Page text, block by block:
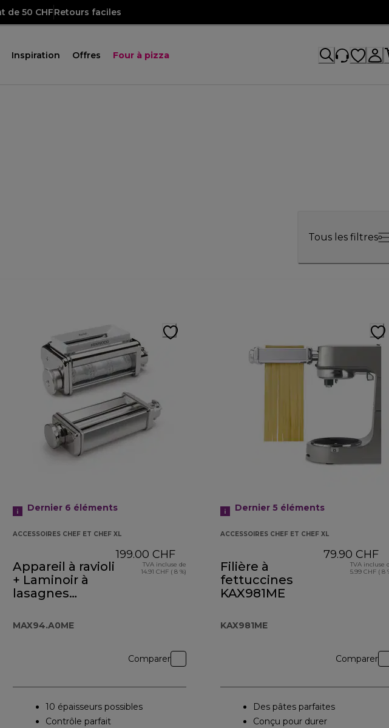
de 50 CHFRetours faciles
Inspiration Offres Four à pizza
Tous les filtres
Dernier 6 éléments
ACCESSOIRES CHEF ET CHEF XL
Appareil à ravioli
+ Laminoir à
lasagnes
MAX94.A0ME
199.00 CHF
TVA incluse de
14.91 CHF ( 8 %)
Comparer
10 épaisseurs possibles
Contrôle parfait
Dernier 5 éléments
ACCESSOIRES CHEF ET CHEF XL
Filière à
fettuccines
KAX981ME
KAX981ME
79.90 CHF
TVA incluse
5.99 CHF ( 8
Comparer
Des pâtes parfaites
Conçu pour durer